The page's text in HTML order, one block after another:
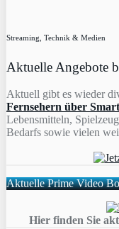
Streaming, Technik & Medien
Aktuelle Angebote
Aktuell gibt es wieder
Fernsehern über
Lebensmitteln,
Bedarfs sowie vielen
Aktuelle Prime Video
Hier finden Sie